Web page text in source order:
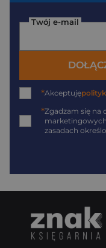
Twój e-mail
*Akceptuję
*Zgadzam się na
zasadach